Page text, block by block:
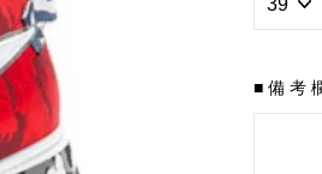
■備考